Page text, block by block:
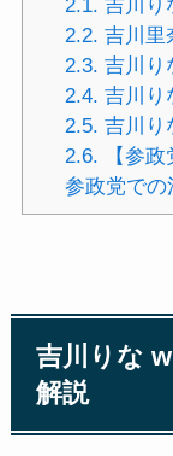
2.1. 吉川り
2.2. 吉川里
2.3. 吉川り
2.4. 吉川り
2.5. 吉川り
2.6. 【参
参政党での
吉川りな
解説